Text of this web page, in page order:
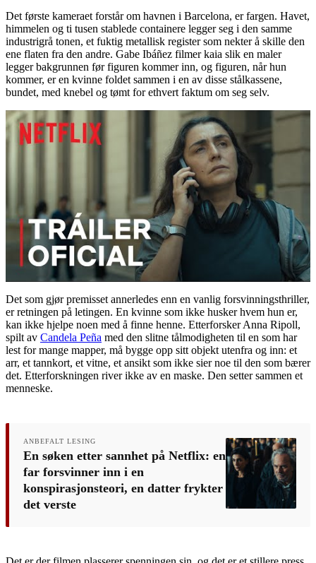
Det første kameraet forstår om havnen i Barcelona, er fargen. Havet,
himmelen og ti tusen stablede containere legger seg i den samme
industrigrå tonen, et fuktig metallisk register som nekter å skille den
ene flaten fra den andre. Gabe Ibáñez filmer kaia slik en maler
legger bakgrunnen før figuren kommer inn, og figuren, når hun
kommer, er en kvinne foldet sammen i en av disse stålkassene,
bundet, med knebel og tømt for ethvert faktum om seg selv.
Det som gjør premisset annerledes enn en vanlig forsvinningsthriller,
er retningen på letingen. En kvinne som ikke husker hvem hun er,
kan ikke hjelpe noen med å finne henne. Etterforsker Anna Ripoll,
spilt av Candela Peña med den slitne tålmodigheten til en som har
lest for mange mapper, må bygge opp sitt objekt utenfra og inn: et
arr, et tannkort, et vitne, et ansikt som ikke sier noe til den som bærer
det. Etterforskningen river ikke av en maske. Den setter sammen et
menneske.
ANBEFALT LESING
En søken etter sannhet på Netflix: en
far forsvinner inn i en
konspirasjonsteori, en datter frykter
det verste